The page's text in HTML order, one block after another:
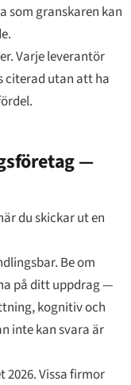
som granskaren kan
Varje leverantör
citerad utan att ha
—
du skickar ut en
Be om
på ditt uppdrag —
kognitiv och
inte kan svara är
2026. Vissa firmor